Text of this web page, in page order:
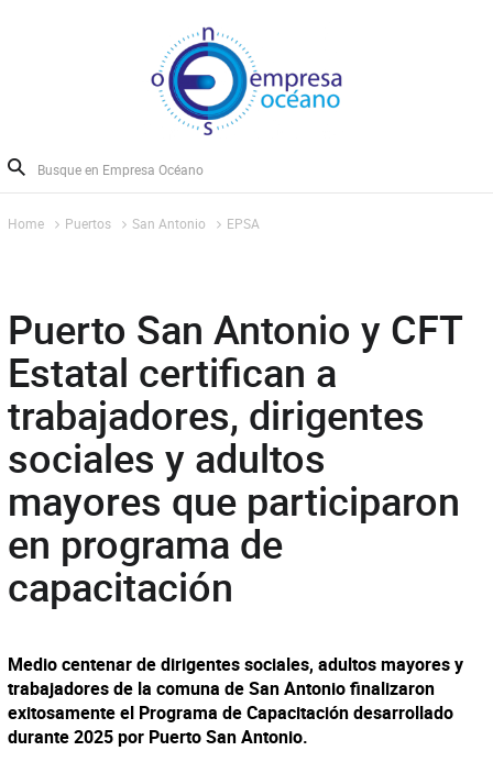
Home Puertos San Antonio EPSA
Puerto San Antonio y CFT
Estatal certifican a
trabajadores, dirigentes
sociales y adultos
mayores que participaron
en programa de
capacitación
Medio centenar de dirigentes sociales, adultos mayores y
trabajadores de la comuna de San Antonio finalizaron
exitosamente el Programa de Capacitación desarrollado
durante 2025 por Puerto San Antonio.